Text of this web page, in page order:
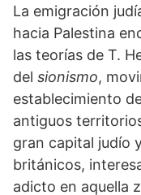
La emigración
hacia Palestina
las teorías de T.
del sionismo,
establecimiento
antiguos
gran capital judío
británicos,
adicto en aquella